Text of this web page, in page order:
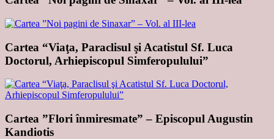
Cartea “Viaţa, Paraclisul şi Acatistul Sf. Luca
Doctorul, Arhiepiscopul Simferopulului”
Cartea ”Flori înmiresmate” – Episcopul Augustin
Kandiotis